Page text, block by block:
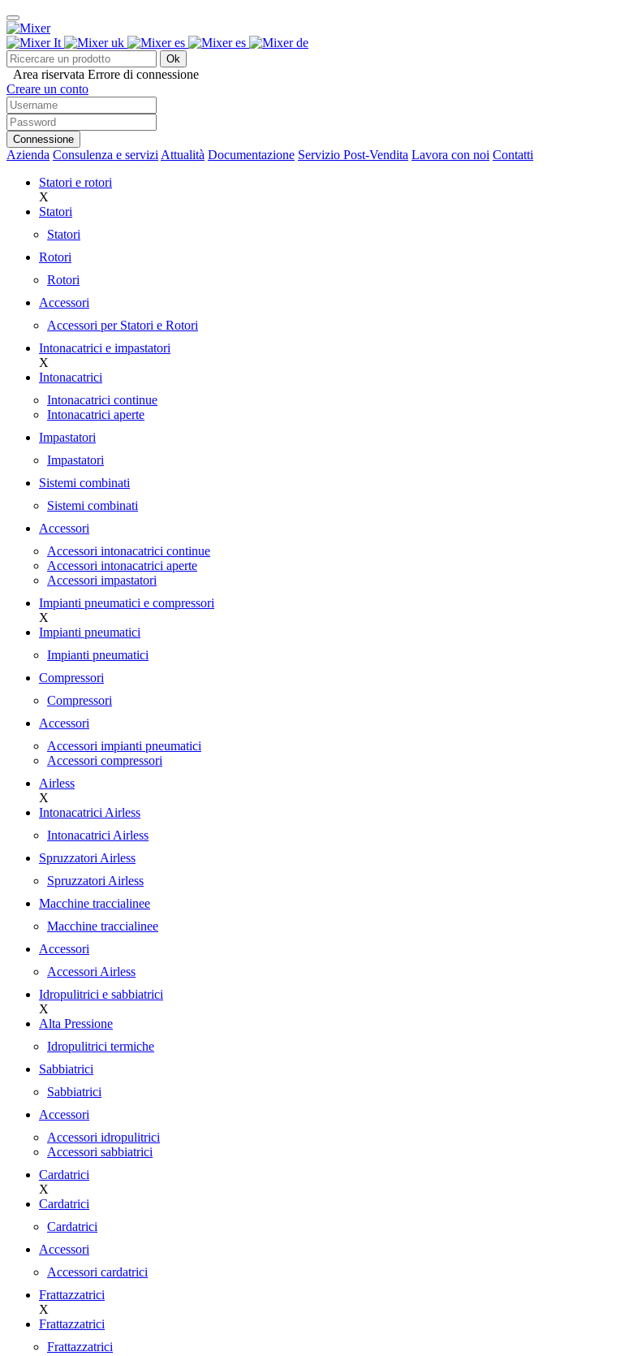
Ok
Area riservata Errore di connessione
Creare un conto
Connessione
Azienda Consulenza e servizi Attualità Documentazione Servizio Post-Vendita Lavora con noi Contatti
Statori e rotori
X
Statori
Statori
Rotori
Rotori
Accessori
Accessori per Statori e Rotori
Intonacatrici e impastatori
X
Intonacatrici
Intonacatrici continue
Intonacatrici aperte
Impastatori
Impastatori
Sistemi combinati
Sistemi combinati
Accessori
Accessori intonacatrici continue
Accessori intonacatrici aperte
Accessori impastatori
Impianti pneumatici e compressori
X
Impianti pneumatici
Impianti pneumatici
Compressori
Compressori
Accessori
Accessori impianti pneumatici
Accessori compressori
Airless
X
Intonacatrici Airless
Intonacatrici Airless
Spruzzatori Airless
Spruzzatori Airless
Macchine traccialinee
Macchine traccialinee
Accessori
Accessori Airless
Idropulitrici e sabbiatrici
X
Alta Pressione
Idropulitrici termiche
Sabbiatrici
Sabbiatrici
Accessori
Accessori idropulitrici
Accessori sabbiatrici
Cardatrici
X
Cardatrici
Cardatrici
Accessori
Accessori cardatrici
Frattazzatrici
X
Frattazzatrici
Frattazzatrici